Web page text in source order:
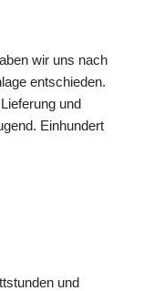
wir uns nach
entschieden.
und
Einhundert
und